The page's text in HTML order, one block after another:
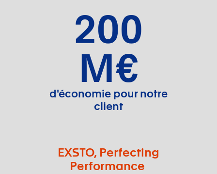
200
M€
d'économie pour notre
client
EXSTO, Perfecting
Performance